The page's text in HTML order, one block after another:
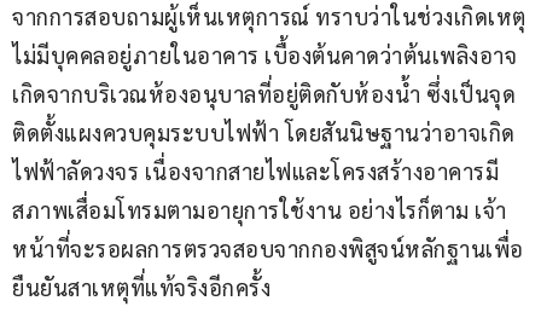
จากการสอบถามผู้เห็นเหตุการณ์ ทราบว่าในช่วงเกิดเหตุ
ไม่มีบุคคลอยู่ภายในอาคาร เบื้องต้นคาดว่าต้นเพลิงอาจ
เกิดจากบริเวณห้องอนุบาลที่อยู่ติดกับห้องน้ำ ซึ่งเป็นจุด
ติดตั้งแผงควบคุมระบบไฟฟ้า โดยสันนิษฐานว่าอาจเกิด
ไฟฟ้าลัดวงจร เนื่องจากสายไฟและโครงสร้างอาคารมี
สภาพเสื่อมโทรมตามอายุการใช้งาน อย่างไรก็ตาม เจ้า
หน้าที่จะรอผลการตรวจสอบจากกองพิสูจน์หลักฐานเพื่อ
ยืนยันสาเหตุที่แท้จริงอีกครั้ง